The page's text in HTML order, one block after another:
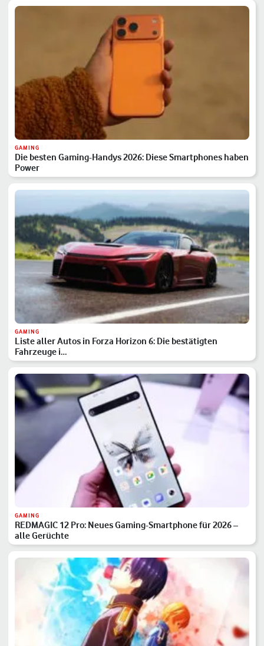
GAMING
Die besten Gaming-Handys 2026: Diese Smartphones haben
Power
GAMING
Liste aller Autos in Forza Horizon 6: Die bestätigten
Fahrzeuge i…
GAMING
REDMAGIC 12 Pro: Neues Gaming-Smartphone für 2026 –
alle Gerüchte